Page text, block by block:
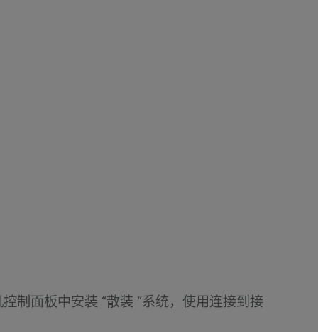
制面板中安装 “散装 “系统，使用连接到接